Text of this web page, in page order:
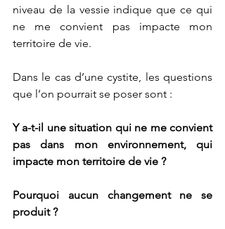
niveau de la vessie indique que ce qui
ne me convient pas impacte mon
territoire de vie.
Dans le cas d’une cystite, les questions
que l’on pourrait se poser sont :
Y a-t-il une situation qui ne me convient
pas dans mon environnement, qui
impacte mon territoire de vie ?
Pourquoi aucun changement ne se
produit ?